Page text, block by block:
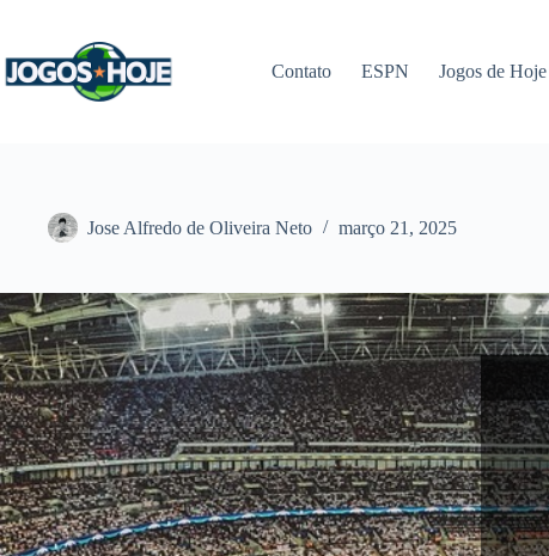
conteúdo
Contato ESPN Jogos de Hoje
Jose Alfredo de Oliveira Neto março 21, 2025